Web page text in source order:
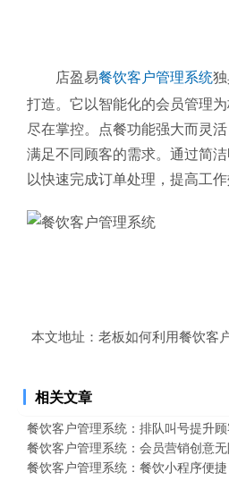
店盈易餐饮客户管理系统
打造。它以智能化的会员管理
尽在掌控。点餐功能强大而灵
满足不同顾客的需求。通过简
以快速完成订单处理，提高工作
本文地址： 老板如何利用餐饮客
相关文章
餐饮客户管理系统：排队叫号提升
餐饮客户管理系统：会员营销创意无
餐饮客户管理系统：餐饮小程序便